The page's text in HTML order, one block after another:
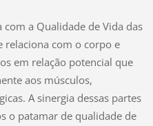
a Qualidade de Vida das
relaciona com o corpo e
em relação potencial que
aos músculos,
A sinergia dessas partes
o patamar de qualidade de